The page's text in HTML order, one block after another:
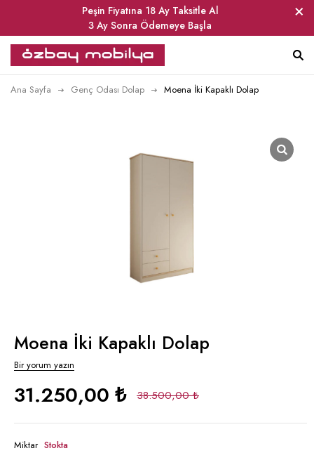
Peşin Fiyatına 18 Ay Taksitle Al
3 Ay Sonra Ödemeye Başla
Ana Sayfa Genç Odası Dolap Moena İki Kapaklı Dolap
Moena İki Kapaklı Dolap
Bir yorum yazın
38.500,00₺
31.250,00 ₺
Miktar Stokta